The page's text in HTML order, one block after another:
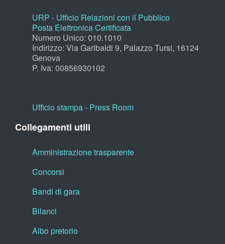
URP - Ufficio Relazioni con il Pubblico
Posta Elettronica Certificata
Numero Unico: 010.1010
Indirizzo: Via Garibaldi 9, Palazzo Tursi, 16124
Genova
P. Iva: 00856930102
Ufficio stampa - Press Room
Collegamenti utili
Amministrazione trasparente
Concorsi
Bandi di gara
Bilanci
Albo pretorio